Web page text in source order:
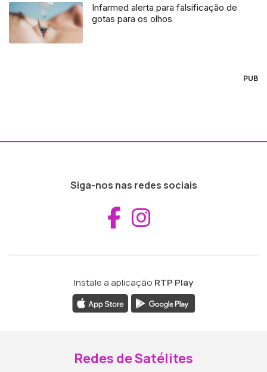
Infarmed alerta para falsificação de
gotas para os olhos
PUB
Siga-nos nas redes sociais
Aceder ao
Instale a aplicação RTP Play
Redes de Satélites